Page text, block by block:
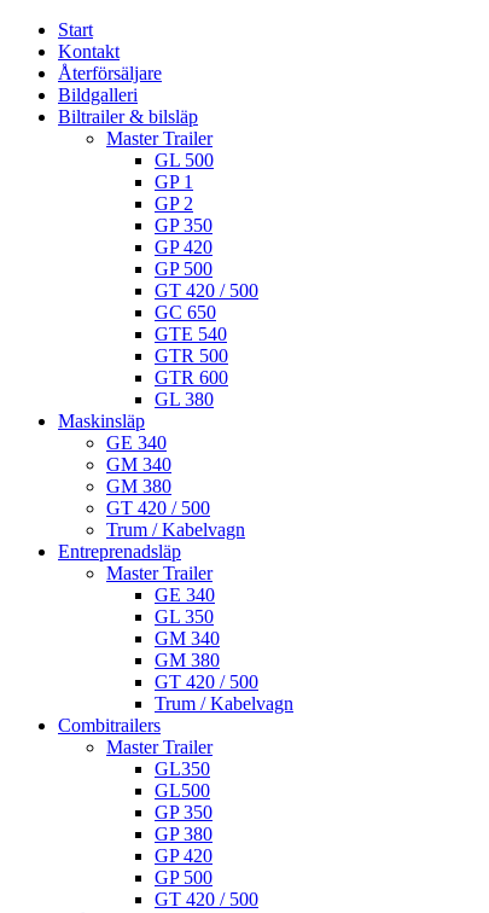
Start
Kontakt
Återförsäljare
Bildgalleri
Biltrailer & bilsläp
Master Trailer
GL 500
GP 1
GP 2
GP 350
GP 420
GP 500
GT 420 / 500
GC 650
GTE 540
GTR 500
GTR 600
GL 380
Maskinsläp
GE 340
GM 340
GM 380
GT 420 / 500
Trum / Kabelvagn
Entreprenadsläp
Master Trailer
GE 340
GL 350
GM 340
GM 380
GT 420 / 500
Trum / Kabelvagn
Combitrailers
Master Trailer
GL350
GL500
GP 350
GP 380
GP 420
GP 500
GT 420 / 500